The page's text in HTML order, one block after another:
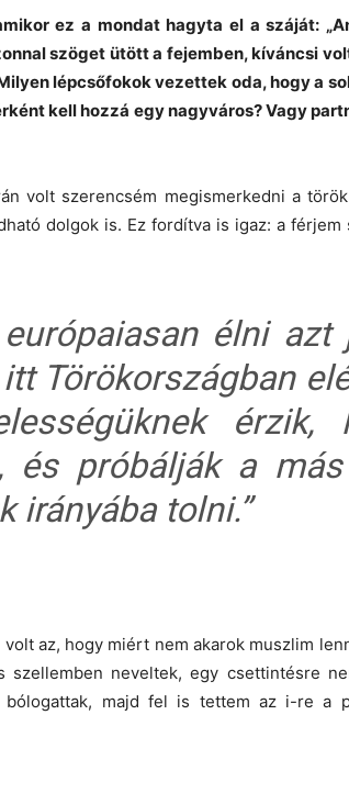
ez a mondat hagyta el a száját:
szöget ütött a fejemben, kíváncsi
lépcsőfokok vezettek oda, hogy a
kell hozzá egy nagyváros? Vagy
volt szerencsém megismerkedni a
dolgok is. Ez fordítva is igaz: a férjem
európaiasan élni
Törökországban
érzik,
és próbálják a
irányába tolni.”
az, hogy miért nem akarok muszlim
szellemben neveltek, egy csettintésre
bólogattak, majd fel is tettem az i-re a